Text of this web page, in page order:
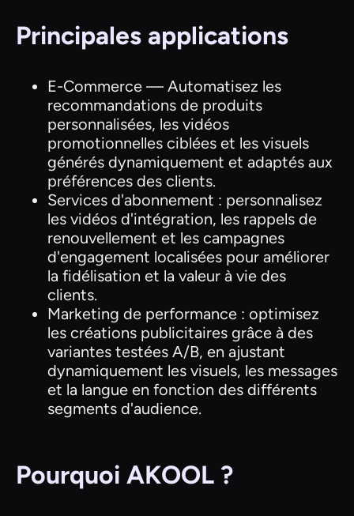
Principales applications
E-Commerce — Automatisez les
recommandations de produits
personnalisées, les vidéos
promotionnelles ciblées et les visuels
générés dynamiquement et adaptés aux
préférences des clients.
Services d'abonnement : personnalisez
les vidéos d'intégration, les rappels de
renouvellement et les campagnes
d'engagement localisées pour améliorer
la fidélisation et la valeur à vie des
clients.
Marketing de performance : optimisez
les créations publicitaires grâce à des
variantes testées A/B, en ajustant
dynamiquement les visuels, les messages
et la langue en fonction des différents
segments d'audience.
Pourquoi AKOOL ?